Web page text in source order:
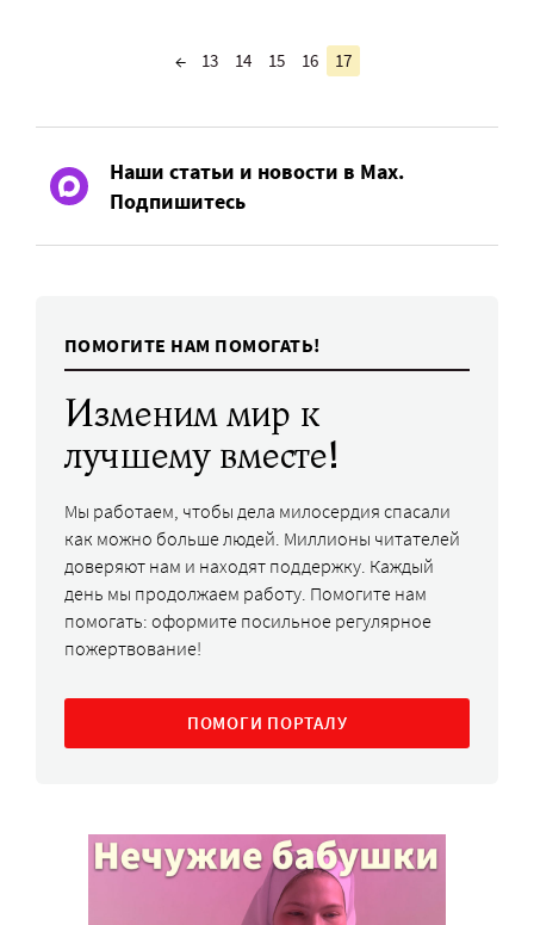
← 13 14 15 16 17
Наши статьи и новости в Max.
Подпишитесь
ПОМОГИТЕ НАМ ПОМОГАТЬ!
Изменим мир к
лучшему вместе!
Мы работаем, чтобы дела милосердия спасали
как можно больше людей. Миллионы читателей
доверяют нам и находят поддержку. Каждый
день мы продолжаем работу. Помогите нам
помогать: оформите посильное регулярное
пожертвование!
ПОМОГИ ПОРТАЛУ